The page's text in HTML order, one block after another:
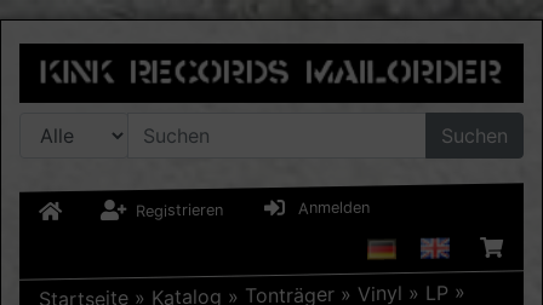
Suchen
Registrieren Anmelden
Startseite » Katalog » Tonträger » Vinyl » LP »